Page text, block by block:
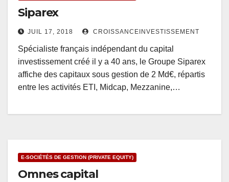
Siparex
JUIL 17, 2018 CROISSANCEINVESTISSEMENT
Spécialiste français indépendant du capital
investissement créé il y a 40 ans, le Groupe Siparex
affiche des capitaux sous gestion de 2 Md€, répartis
entre les activités ETI, Midcap, Mezzanine,…
E-SOCIÉTÉS DE GESTION (PRIVATE EQUITY)
Omnes capital